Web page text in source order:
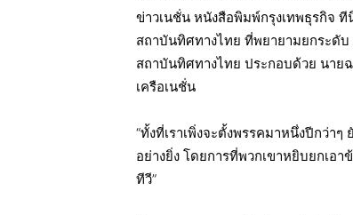
ข่าวเนชั่น หนังสือพิมพ์กรุงเทพธุรกิจ
สถาบันทิศทางไทย ที่พยายามยกระดับ
สถาบันทิศทางไทย ประกอบด้วย นา
เครือเนชั่น
“ทั้งที่เราเพิ่งจะตั้งพรรคมาหนึ่งปีกว่า
อย่างยิ่ง โดยการที่พวกเขาหยิบยกเอ
ทีวี”